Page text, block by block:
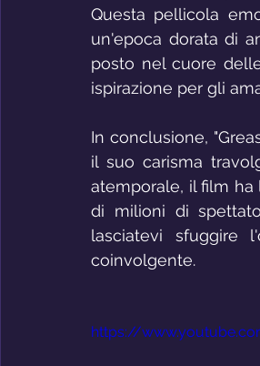
Questa pellicola
un'epoca dorata di
posto nel cuore
ispirazione per gli
In conclusione,
il suo carisma
atemporale, il film
di milioni di
lasciatevi sfuggire
coinvolgente.
https://